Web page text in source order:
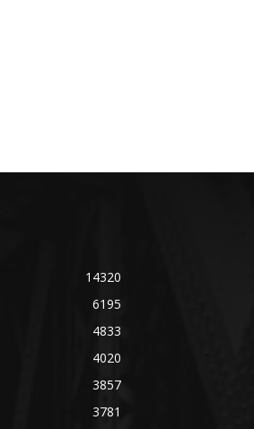
14320
6195
4833
4020
3857
3781